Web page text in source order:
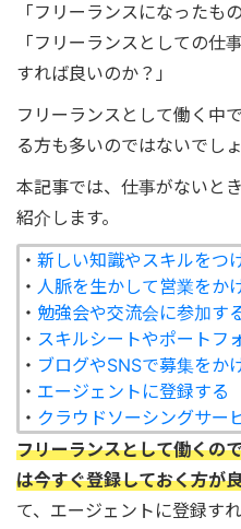
「フリーランスになったも
「フリーランスとしての仕
すれば良いのか？」
フリーランスとして働く中
る方も多いのではないでしょ
本記事では、仕事がないと
紹介します。
・ 新しい知識やスキルをつ
・ 人脈を生かして営業をか
・ 勉強会や交流会に参加す
・ スキルシートやポートフ
・ ブログやSNSで募集をか
・ エージェントに登録する
・ クラウドソーシングサー
フリーランスとして働くの
は今すぐ登録しておく方が
て、エージェントに登録す